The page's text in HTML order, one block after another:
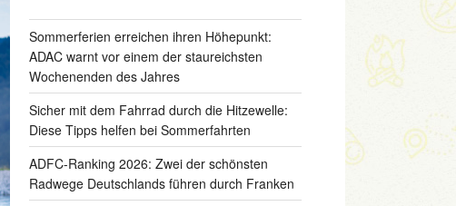
Sommerferien erreichen ihren Höhepunkt:
ADAC warnt vor einem der staureichsten
Wochenenden des Jahres
Sicher mit dem Fahrrad durch die Hitzewelle:
Diese Tipps helfen bei Sommerfahrten
ADFC-Ranking 2026: Zwei der schönsten
Radwege Deutschlands führen durch Franken